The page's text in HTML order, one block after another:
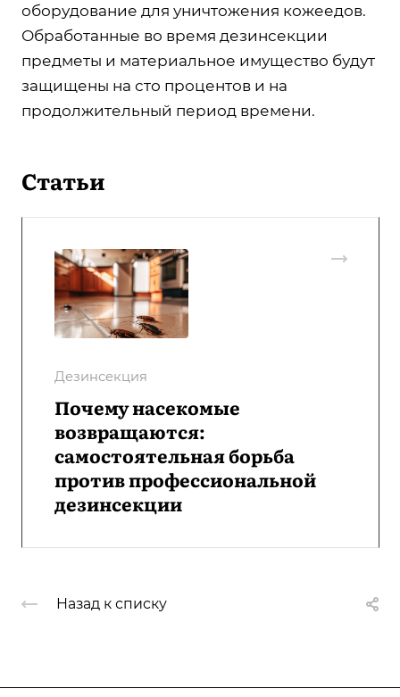
оборудование для уничтожения кожеедов.
Обработанные во время дезинсекции
предметы и материальное имущество будут
защищены на сто процентов и на
продолжительный период времени.
Статьи
Дезинсекция
Почему насекомые
возвращаются:
самостоятельная борьба
против профессиональной
дезинсекции
Назад к списку